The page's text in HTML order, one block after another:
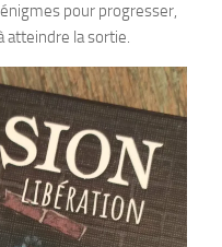
pour progresser,
atteindre la sortie.